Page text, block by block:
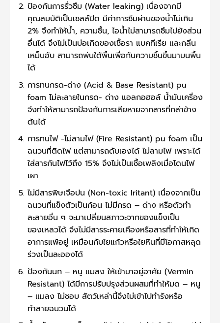
ป้องกันการรั่วซึม (Water leaking) เนื่องจากมี
คุณสมบัติเป็นเซลล์ปิด มีค่าการซึมผ่านของน้ำไม่เกิน
2% จึงทำให้น้ำ, ความชื้น, ไอน้ำไม่สามารถซึมไปยังส่วน
อื่นได้ จึงไม่เป็นบ่อเกิดของเชื้อรา แบคทีเรีย และกลิ่น
เหม็นอับ สามารถพ่นใต้พื้นเพื่อกันความชื้นขึ้นมาบนพื้น
ได้
การทนกรด-ด่าง (Acid & Base Resistant) pu
foam ไม่ละลายในกรด- ด่าง แอลกอฮอล์ น้ำมันเครื่อง
จึงทำให้สามารถป้องกันการเสียหายจากสารที่กล่าข้าง
ต้นได้
การทนไฟ -ไม่ลามไฟ (Fire Resistant) pu foam เป็น
ฉนวนที่ติดไฟ แต่สามารถดับเองได้ ไม่ลามไฟ เพราะได้
ใส่สารกันไฟไว้ถึง 15% จึงไม่เป็นเชื้อเพลิงเมื่อโดนไฟ
เผา
ไม่มีสารพิษเจือปน (Non-toxic Iritant) เนื่องจากเป็น
ฉนวนที่แข็งตัวเป็นก้อน ไม่มีกรด – ด่าง หรือตัวทำ
ละลายอื่น ๆ จะมาเปลี่ยนสภาวะจากของแข็งเป็น
ของเหลวได้ จึงไม่มีสารระคายเคืองหรือสารที่ทำให้เกิด
อาการแพ้อยู่ เหมือนกับใยแก้วหรือใยหินที่มีโอกาสหลุด
ร่วงเป็นละอองได้
ป้องกันนก – หนู แมลง ให้เข้ามาอยู่อาศัย (Vermin
Resistant) ได้มีการปรับปรุงส่วนผสมที่ทำให้มด – หนู
– แมลง ไม่ชอบ สัตว์เหล่านี้จึงไม่เข้าไปทำรังหรือ
ทำลายฉนวนได้